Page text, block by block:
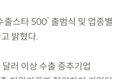
스타 500’ 출범식 및 업종별
밝혔다.
러 이상 수출 중추기업